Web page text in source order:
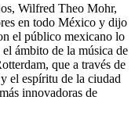
Wilfred Theo Mohr,
en todo México y dijo
el público mexicano lo
ámbito de la música de
que a través de
el espíritu de la ciudad
innovadoras de